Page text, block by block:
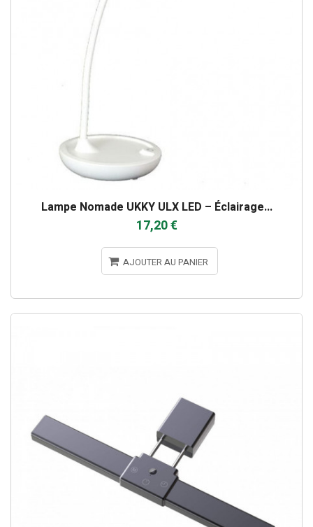
Lampe Nomade UKKY ULX LED – Éclairage...
17,20 €
AJOUTER AU PANIER